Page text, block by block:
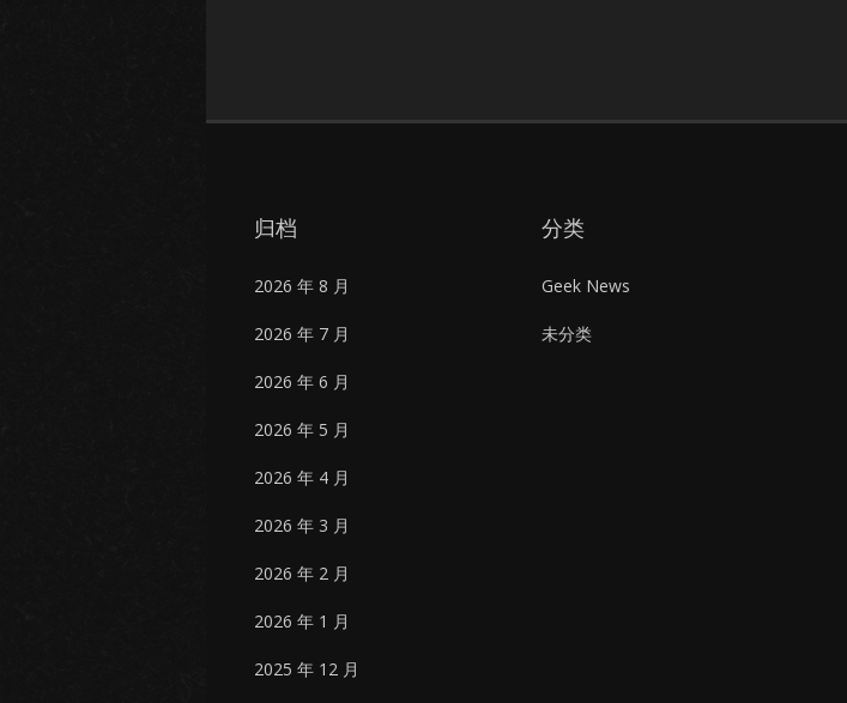
归档
2026 年 8 月
2026 年 7 月
2026 年 6 月
2026 年 5 月
2026 年 4 月
2026 年 3 月
2026 年 2 月
2026 年 1 月
2025 年 12 月
分类
Geek News
未分类